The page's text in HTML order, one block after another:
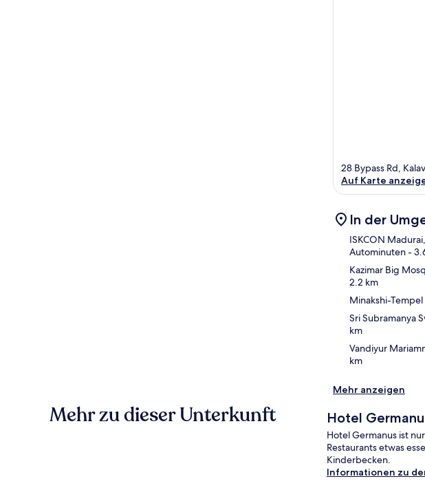
28 Bypass Rd,
Auf Karte
In der
ISKCON
Autominuten-
Kazimar Big
2.2 km
Minakshi-Tempel
Sri Subramanya
km
Vandiyur
km
Mehr anzeigen
Mehr zu dieser Unterkunft Hotel
Hotel Germanus ist
Restaurants etwas
Kinderbecken.
Informationen zu